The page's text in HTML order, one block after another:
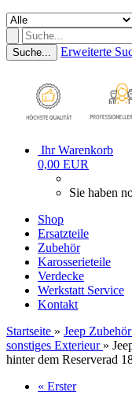
Suche... Erweiterte
Ihr Warenkorb
0,00 EUR
Sie haben
Shop
Ersatzteile
Zubehör
Karosserieteile
Verdecke
Werkstatt Service
Kontakt
Startseite » Jeep Zubehör
sonstiges Exterieur »
hinter dem Reserverad
« Erster